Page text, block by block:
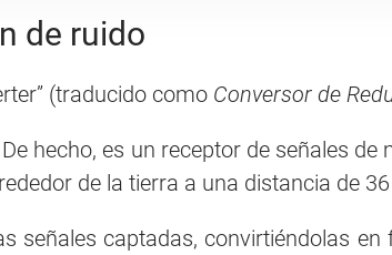
de ruido
(traducido como Conversor de
hecho, es un receptor de señales de
de la tierra a una distancia de
señales captadas, convirtiéndolas